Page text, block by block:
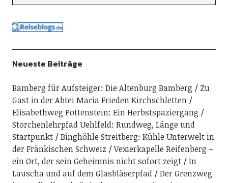
Neueste Beiträge
Bamberg für Aufsteiger: Die Altenburg Bamberg
Zu
Gast in der Abtei Maria Frieden Kirchschletten
Elisabethweg Pottenstein: Ein Herbstspaziergang
Storchenlehrpfad Uehlfeld: Rundweg, Länge und
Startpunkt
Binghöhle Streitberg: Kühle Unterwelt in
der Fränkischen Schweiz
Vexierkapelle Reifenberg –
ein Ort, der sein Geheimnis nicht sofort zeigt
In
Lauscha und auf dem Glasbläserpfad
Der Grenzweg